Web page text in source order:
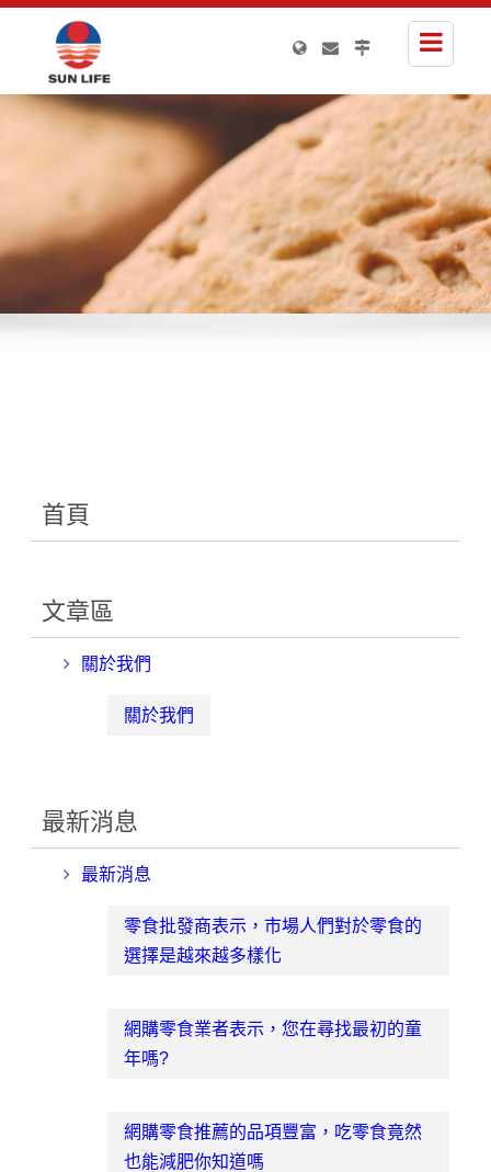
首頁
文章區
關於我們
關於我們
最新消息
最新消息
零食批發商表示，市場人們對於零食的
選擇是越來越多樣化
網購零食業者表示，您在尋找最初的童
年嗎?
網購零食推薦的品項豐富，吃零食竟然
也能減肥你知道嗎